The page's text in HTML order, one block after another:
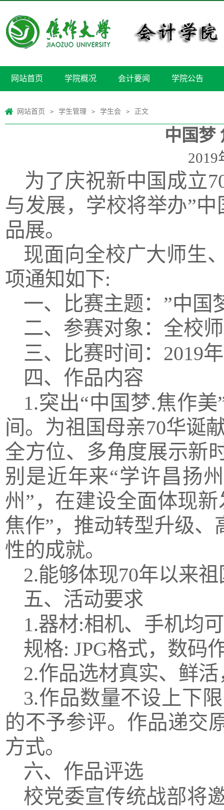
网站首页 学院概况 会计要闻 学院公告
网站首页 > 学生管理 > 学生会 > 正文
中国梦
2019
为了庆祝新中国成立
与发展，学校将举办”
品展。
现面向全校广大师生
项通知如下:
一、比赛主题： ”中国
二、参赛对象：全校
三、比赛时间： 2019
四、作品内容
1.突出“中国梦.焦作
间。为祖国母亲70华诞
全方位、多角度展示新
别是近年来“学许昌扬
州”，在建设全面体现
焦作”，推动转型升级
性的成就。
2.能够体现70年以来
五、活动要求
1.器材:相机、手机均
规格: JPG格式，数码
2.作品选材真实、鲜
3.作品数量不设上下
的不予参评。作品递交
方式。
六、作品评选
校党委宣传统战部将